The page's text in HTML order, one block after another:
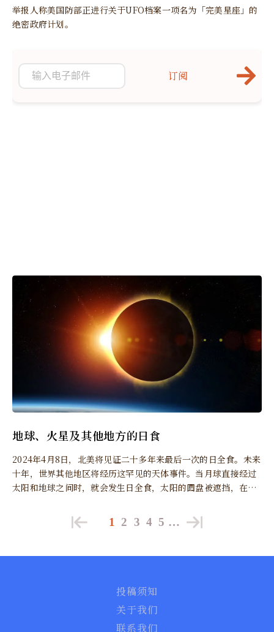
举报人称美国防部正进行关于UFO档案一项名为「完美星座」的
绝密政府计划。
地球、火星及其他地方的日食
2024年4月8日，北美将见证二十多年来最后一次的日全食。未来
十年，世界其他地区将经历这罕见的天体事件。当月球直接经过
太阳和地球之间时，就会发生日全食，太阳的圆盘被遮挡，在日
订阅
1 2 3 4 5 …
投稿须知
关于我们
联系我们